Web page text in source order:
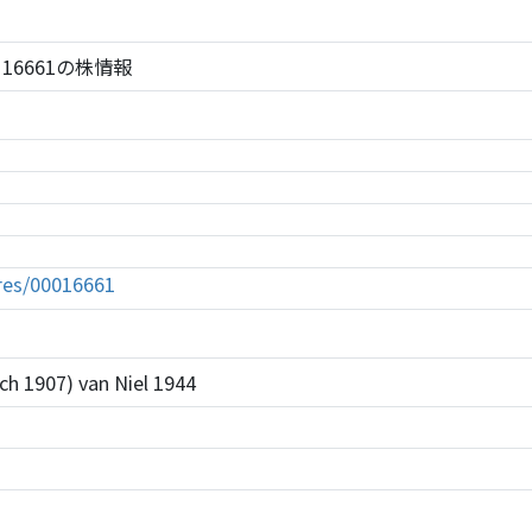
の株情報
00016661
1907) van Niel 1944